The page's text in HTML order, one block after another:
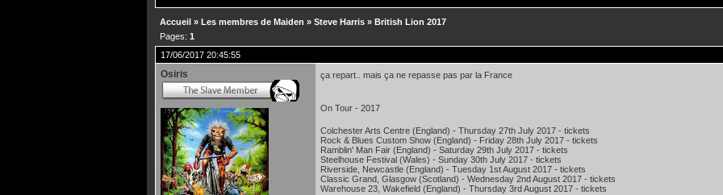
Accueil » Les membres de Maiden » Steve Harris » British Lion 2017
Pages: 1
17/06/2017 20:45:55
Osiris ça repart.. mais ça ne repasse pas par la France
On Tour - 2017
Colchester Arts Centre (England) - Thursday 27th July 2017 - tickets
Rock & Blues Custom Show (England) - Friday 28th July 2017 - tickets
Ramblin' Man Fair (England) - Saturday 29th July 2017 - tickets
Steelhouse Festival (Wales) - Sunday 30th July 2017 - tickets
Riverside, Newcastle (England) - Tuesday 1st August 2017 - tickets
Classic Grand, Glasgow (Scotland) - Wednesday 2nd August 2017 - tickets
Warehouse 23, Wakefield (England) - Thursday 3rd August 2017 - tickets